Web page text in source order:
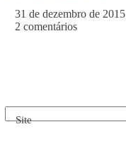
31 de dezembro de 2015
2 comentários
Site